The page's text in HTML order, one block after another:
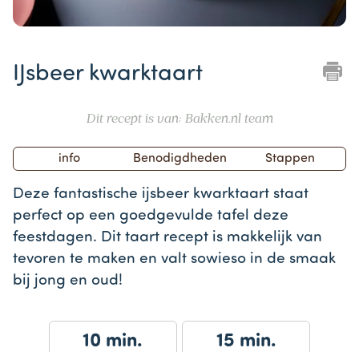
IJsbeer kwarktaart
Dit recept is van: Bakken.nl team
info Benodigdheden Stappen
Deze fantastische ijsbeer kwarktaart staat
perfect op een goedgevulde tafel deze
feestdagen. Dit taart recept is makkelijk van
tevoren te maken en valt sowieso in de smaak
bij jong en oud!
10 min. 15 min.